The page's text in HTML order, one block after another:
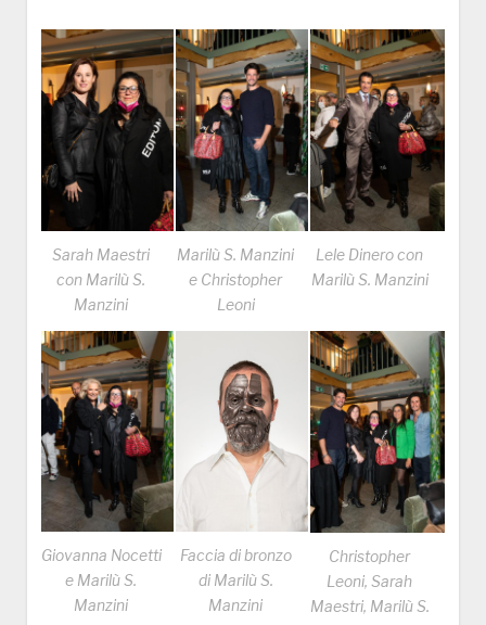
Sarah Maestri
con Marilù S.
Manzini
Marilù S. Manzini
e Christopher
Leoni
Lele Dinero con
Marilù S. Manzini
Giovanna Nocetti
e Marilù S.
Manzini
Faccia di bronzo
di Marilù S.
Manzini
Christopher
Leoni, Sarah
Maestri, Marilù S.